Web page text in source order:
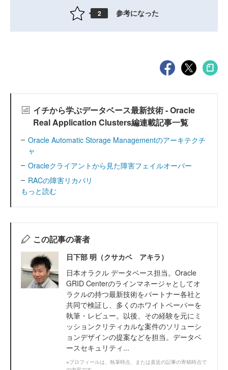
2 参考になった
イチから学ぶデータベース最新技術 - Oracle
Real Application Clusters編連載記事一覧
Oracle Automatic Storage Managementのアーキテクチ
ャ
Oracleクライアントから見た障害フェイルオーバー
RACの障害リカバリ
もっと読む
この記事の著者
日下部 明（クサカベ アキラ）
日本オラクル データベース担当。Oracle
GRID Centerのラインマネージャとしてオ
ラクルの持つ最新技術をパートナー各社と
共同で検証し、多くのホワイトペーパーを
執筆・レビュー。以後、その経験を元にミ
ッションクリティカルな案件のソリューシ
ョンデザインの提案などを担当。データベ
ースセキュリティ...
※プロフィールは、執筆時点、または直近の記事の寄稿時点で